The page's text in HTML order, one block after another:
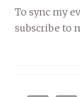
To sync my
subscribe to